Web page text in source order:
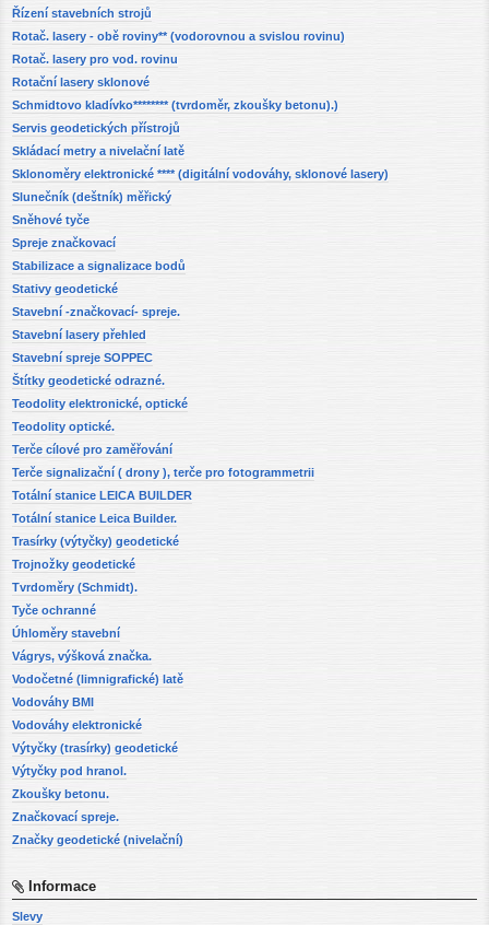
Řízení stavebních strojů
Rotač. lasery - obě roviny** (vodorovnou a svislou rovinu)
Rotač. lasery pro vod. rovinu
Rotační lasery sklonové
Schmidtovo kladívko******** (tvrdoměr, zkoušky betonu).)
Servis geodetických přístrojů
Skládací metry a nivelační latě
Sklonoměry elektronické **** (digitální vodováhy, sklonové lasery)
Slunečník (deštník) měřický
Sněhové tyče
Spreje značkovací
Stabilizace a signalizace bodů
Stativy geodetické
Stavební -značkovací- spreje.
Stavební lasery přehled
Stavební spreje SOPPEC
Štítky geodetické odrazné.
Teodolity elektronické, optické
Teodolity optické.
Terče cílové pro zaměřování
Terče signalizační ( drony ), terče pro fotogrammetrii
Totální stanice LEICA BUILDER
Totální stanice Leica Builder.
Trasírky (výtyčky) geodetické
Trojnožky geodetické
Tvrdoměry (Schmidt).
Tyče ochranné
Úhloměry stavební
Vágrys, výšková značka.
Vodočetné (limnigrafické) latě
Vodováhy BMI
Vodováhy elektronické
Výtyčky (trasírky) geodetické
Výtyčky pod hranol.
Zkoušky betonu.
Značkovací spreje.
Značky geodetické (nivelační)
Informace
Slevy